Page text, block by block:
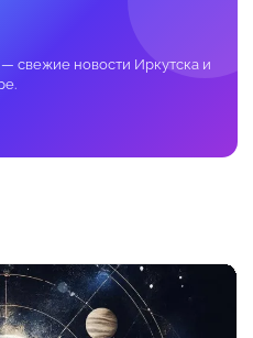
свежие новости Иркутска и